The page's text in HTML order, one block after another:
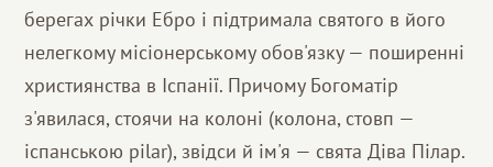
берегах річки Ебро і підтримала святого в його
нелегкому місіонерському обов'язку — поширенні
християнства в Іспанії. Причому Богоматір
з'явилася, стоячи на колоні (колона, стовп —
іспанською pilar), звідси й ім'я — свята Діва Пілар.